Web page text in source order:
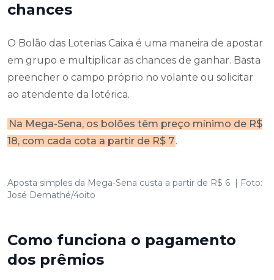
chances
O Bolão das Loterias Caixa é uma maneira de apostar
em grupo e multiplicar as chances de ganhar. Basta
preencher o campo próprio no volante ou solicitar
ao atendente da lotérica.
Na Mega-Sena, os bolões têm preço mínimo de R$
18, com cada cota a partir de R$ 7.
Aposta simples da Mega-Sena custa a partir de R$ 6 | Foto:
José Demathé/4oito
Como funciona o pagamento
dos prêmios